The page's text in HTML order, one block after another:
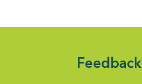
Feedback